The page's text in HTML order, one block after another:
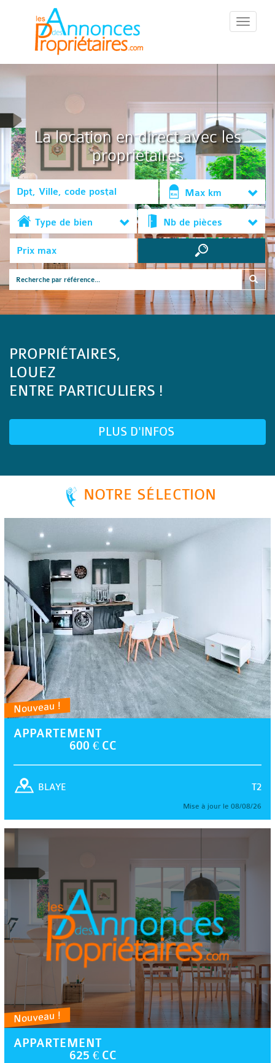
::Menu::
La location en direct avec les
propriétaires
Max km
Type de bien Nb de pièces
PROPRIÉTAIRES,
LOUEZ
ENTRE PARTICULIERS !
PLUS D'INFOS
NOTRE SÉLECTION
Nouveau !
APPARTEMENT
600 € CC
T2
BLAYE
Mise à jour le 08/08/26
Nouveau !
APPARTEMENT
625 € CC